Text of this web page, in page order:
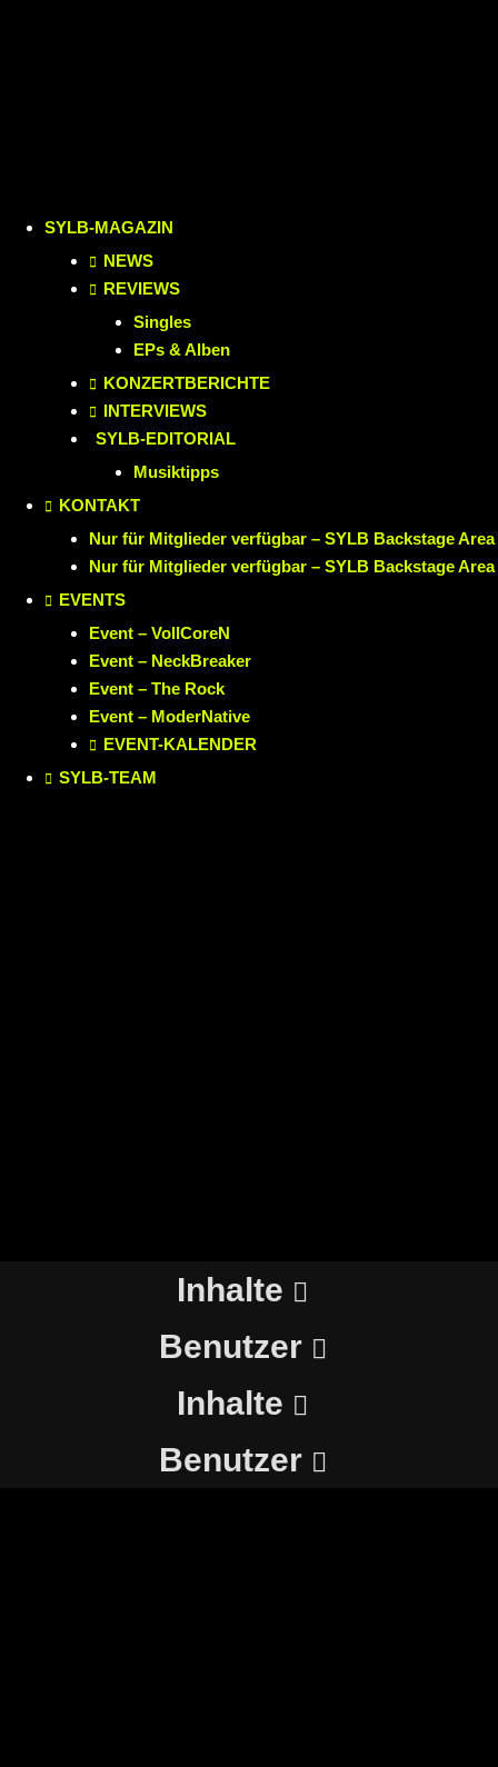
SYLB-MAGAZIN
NEWS
REVIEWS
Singles
EPs & Alben
KONZERTBERICHTE
INTERVIEWS
SYLB-EDITORIAL
Musiktipps
KONTAKT
Nur für Mitglieder verfügbar – SYLB Backstage Area
Nur für Mitglieder verfügbar – SYLB Backstage Area
EVENTS
Event – VollCoreN
Event – NeckBreaker
Event – The Rock
Event – ModerNative
EVENT-KALENDER
SYLB-TEAM
Inhalte
Benutzer
Inhalte
Benutzer